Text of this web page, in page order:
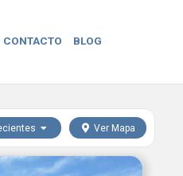
CONTACTO BLOG
Ver Mapa